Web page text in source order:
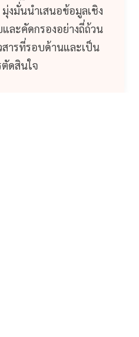
งมั่นนำเสนอข้อมูลเชิง
ละคัดกรองอย่างถี่ถ้วน
ารที่รอบด้านและเป็น
ดสินใจ